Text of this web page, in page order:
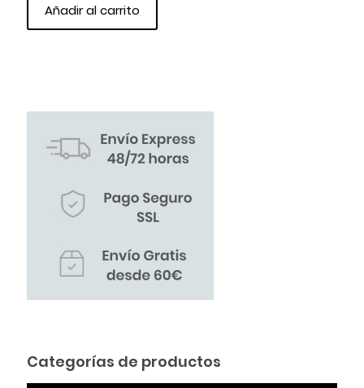
Añadir al carrito
Categorías de productos